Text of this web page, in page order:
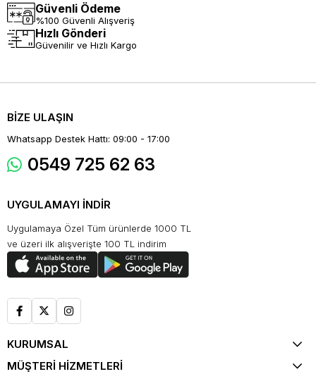
Güvenli Ödeme
%100 Güvenli Alışveriş
Hızlı Gönderi
Güvenilir ve Hızlı Kargo
BİZE ULAŞIN
Whatsapp Destek Hattı: 09:00 - 17:00
0549 725 62 63
UYGULAMAYI İNDİR
Uygulamaya Özel Tüm ürünlerde 1000 TL
ve üzeri ilk alışverişte 100 TL indirim
KURUMSAL
MÜŞTERİ HİZMETLERİ